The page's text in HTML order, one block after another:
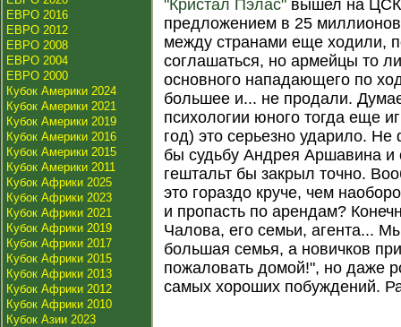
ЕВРО 2016
ЕВРО 2012
ЕВРО 2008
ЕВРО 2004
ЕВРО 2000
Кубок Америки 2024
Кубок Америки 2021
Кубок Америки 2019
Кубок Америки 2016
Кубок Америки 2015
Кубок Америки 2011
Кубок Африки 2025
Кубок Африки 2023
Кубок Африки 2021
Кубок Африки 2019
Кубок Африки 2017
Кубок Африки 2015
Кубок Африки 2013
Кубок Африки 2012
Кубок Африки 2010
Кубок Азии 2023
"Кристал Пэлас" вышел на
предложением в 25
между странами еще ходили,
соглашаться, но армейцы то
основного нападающего по
большее и... не продали.
психологии юного тогда еще
год) это серьезно ударило.
бы судьбу Андрея Аршавина и
гештальт бы закрыл точно.
это гораздо круче, чем
и пропасть по арендам?
Чалова, его семьи, агента...
большая семья, а новичков
пожаловать домой!", но даже
самых хороших побуждений.